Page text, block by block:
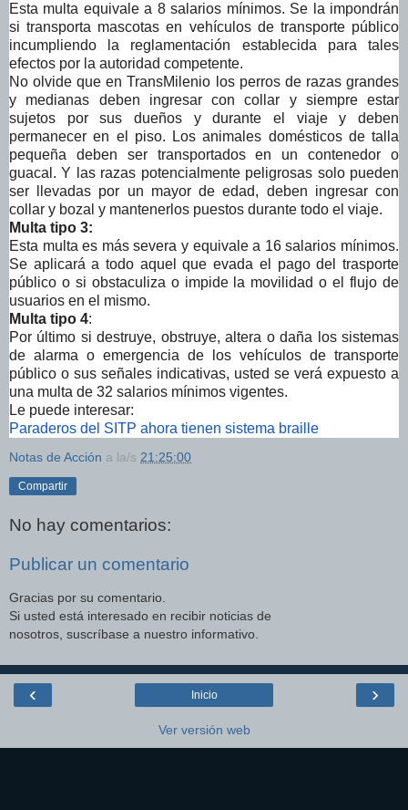
Esta multa equivale a 8 salarios mínimos. Se la impondrán
si transporta mascotas en vehículos de transporte público
incumpliendo la reglamentación establecida para tales
efectos por la autoridad competente.
No olvide que en TransMilenio los perros de razas grandes
y medianas deben ingresar con collar y siempre estar
sujetos por sus dueños y durante el viaje y deben
permanecer en el piso. Los animales domésticos de talla
pequeña deben ser transportados en un contenedor o
guacal. Y las razas potencialmente peligrosas solo pueden
ser llevadas por un mayor de edad, deben ingresar con
collar y bozal y mantenerlos puestos durante todo el viaje.
Multa tipo 3:
Esta multa es más severa y equivale a 16 salarios mínimos.
Se aplicará a todo aquel que evada el pago del trasporte
público o si obstaculiza o impide la movilidad o el flujo de
usuarios en el mismo.
Multa tipo 4:
Por último si destruye, obstruye, altera o daña los sistemas
de alarma o emergencia de los vehículos de transporte
público o sus señales indicativas, usted se verá expuesto a
una multa de 32 salarios mínimos vigentes.
Le puede interesar:
Paraderos del SITP ahora tienen sistema braille
Notas de Acción a la/s 21:25:00
Compartir
No hay comentarios:
Publicar un comentario
Gracias por su comentario.
Si usted está interesado en recibir noticias de
nosotros, suscríbase a nuestro informativo.
‹ ›
Inicio
Ver versión web